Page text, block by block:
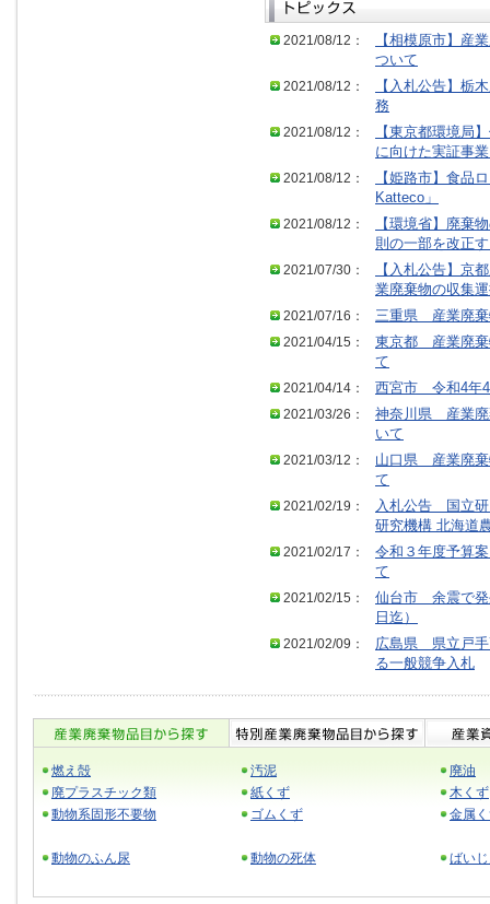
2021/08/12：
【相模原市】産
ついて
2021/08/12：
【入札公告】栃
務
2021/08/12：
【東京都環境局
に向けた実証事
2021/08/12：
【姫路市】食品
Katteco」
2021/08/12：
【環境省】廃棄
則の一部を改正
2021/07/30：
【入札公告】京
業廃棄物の収集
2021/07/16：
三重県 産業廃棄
2021/04/15：
東京都 産業廃棄
て
2021/04/14：
西宮市 令和4年4
2021/03/26：
神奈川県 産業廃
いて
2021/03/12：
山口県 産業廃棄
て
2021/02/19：
入札公告 国立研
研究機構 北海道
2021/02/17：
令和３年度予算
て
2021/02/15：
仙台市 余震で発
日迄）
2021/02/09：
広島県 県立戸手
る一般競争入札
燃え殻 汚泥
廃油
廃プラスチック類
紙くず
木くず
動物系固形不要物
ゴムくず 金属
動物のふん尿 動物の死体 ばい